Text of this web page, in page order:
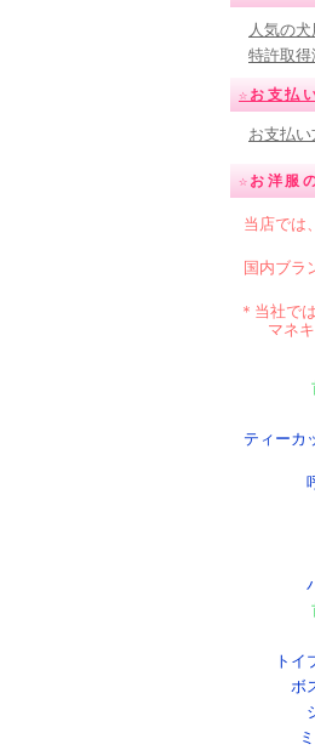
人気の
特許取
☆お支払
お支払
☆お洋服
当店では
国内ブラ
＊当社
マネ
ティーカ
トイ
ボ